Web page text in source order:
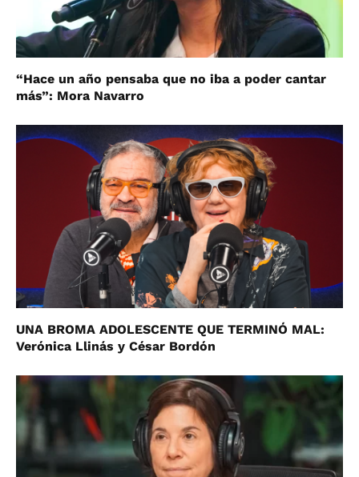
“Hace un año pensaba que no iba a poder cantar
más”: Mora Navarro
UNA BROMA ADOLESCENTE QUE TERMINÓ MAL:
Verónica Llinás y César Bordón